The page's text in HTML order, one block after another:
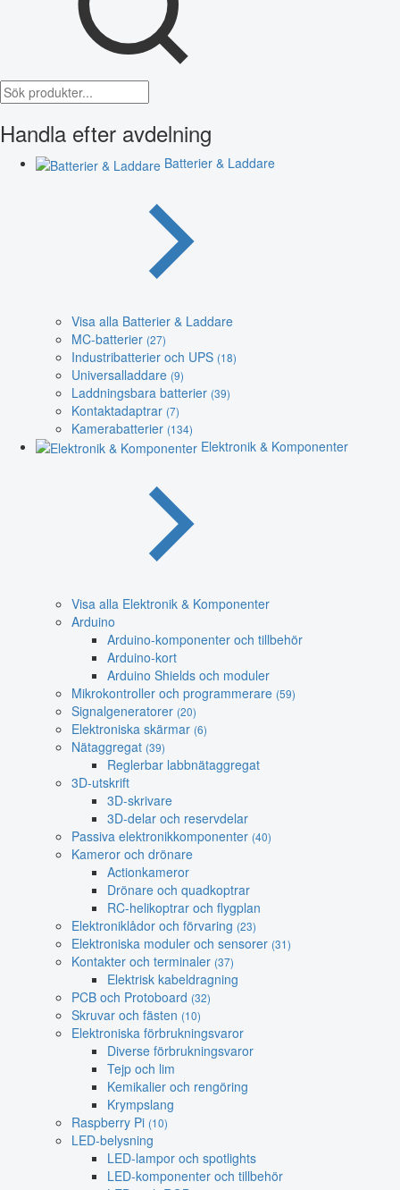
Handla efter avdelning
Batterier & Laddare
Visa alla Batterier & Laddare
MC-batterier (27)
Industribatterier och UPS (18)
Universalladdare (9)
Laddningsbara batterier (39)
Kontaktadaptrar (7)
Kamerabatterier (134)
Elektronik & Komponenter
Visa alla Elektronik & Komponenter
Arduino
Arduino-komponenter och tillbehör
Arduino-kort
Arduino Shields och moduler
Mikrokontroller och programmerare (59)
Signalgeneratorer (20)
Elektroniska skärmar (6)
Nätaggregat (39)
Reglerbar labbnätaggregat
3D-utskrift
3D-skrivare
3D-delar och reservdelar
Passiva elektronikkomponenter (40)
Kameror och drönare
Actionkameror
Drönare och quadkoptrar
RC-helikoptrar och flygplan
Elektroniklådor och förvaring (23)
Elektroniska moduler och sensorer (31)
Kontakter och terminaler (37)
Elektrisk kabeldragning
PCB och Protoboard (32)
Skruvar och fästen (10)
Elektroniska förbrukningsvaror
Diverse förbrukningsvaror
Tejp och lim
Kemikalier och rengöring
Krympslang
Raspberry Pi (10)
LED-belysning
LED-lampor och spotlights
LED-komponenter och tillbehör